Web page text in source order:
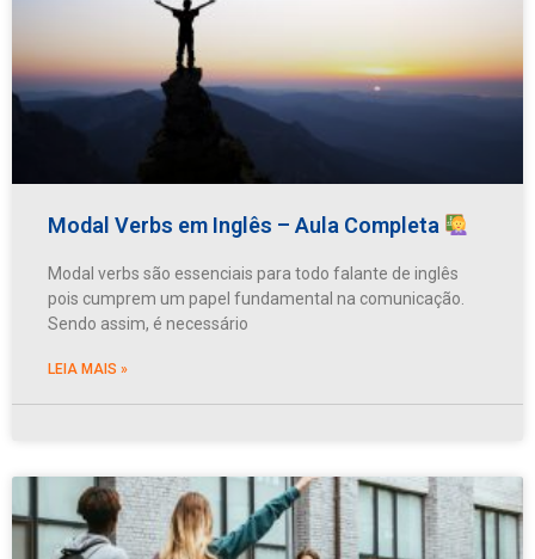
Modal Verbs em Inglês – Aula Completa
Modal verbs são essenciais para todo falante de inglês
pois cumprem um papel fundamental na comunicação.
Sendo assim, é necessário
LEIA MAIS »